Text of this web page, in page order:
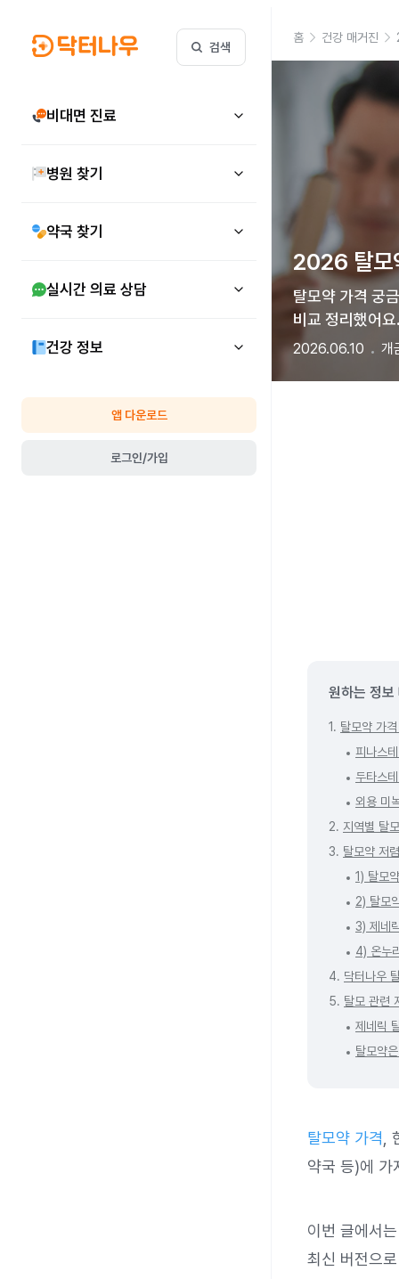
검색
비대면 진료
병원 찾기
약국 찾기
실시간 의료 상담
건강 정보
앱 다운로드
로그인/가입
홈 건강 매거진
2026 탈모
탈모약 가격 궁
비교 정리했어
2026.06.10 개
원하는 정보
1. 탈모약 가
피나스
두타스
외용 미
2. 지역별 탈
3. 탈모약 저
1) 탈모
2) 탈모
3) 제네
4) 온누
4. 닥터나우
5. 탈모 관련
제네릭
탈모약
탈모약 가격 ,
약국 등)에 가
이번 글에서
최신 버전으